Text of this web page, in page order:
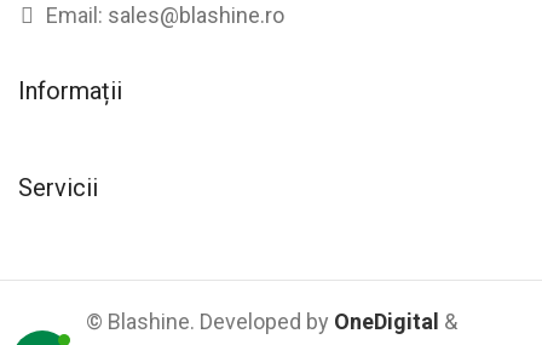
Email: sales@blashine.ro
Informații
Servicii
© Blashine. Developed by OneDigital &